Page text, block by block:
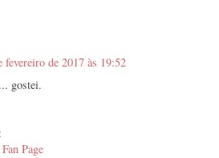
fevereiro de 2017 às 19:52
gostei.
Fan Page